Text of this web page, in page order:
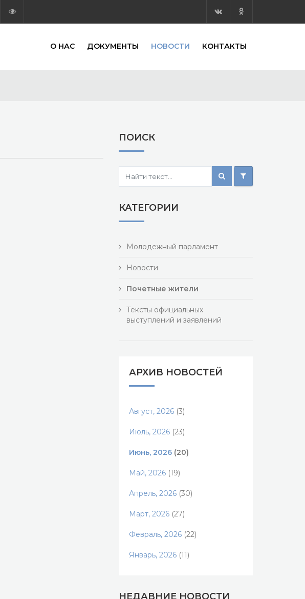
О НАС ДОКУМЕНТЫ НОВОСТИ КОНТАКТЫ
ПОИСК
КАТЕГОРИИ
Молодежный парламент
Новости
Почетные жители
Тексты официальных
выступлений и заявлений
АРХИВ НОВОСТЕЙ
Август, 2026(3)
Июль, 2026(23)
Июнь, 2026(20)
Май, 2026(19)
Апрель, 2026(30)
Март, 2026(27)
Февраль, 2026(22)
Январь, 2026(11)
НЕДАВНИЕ НОВОСТИ